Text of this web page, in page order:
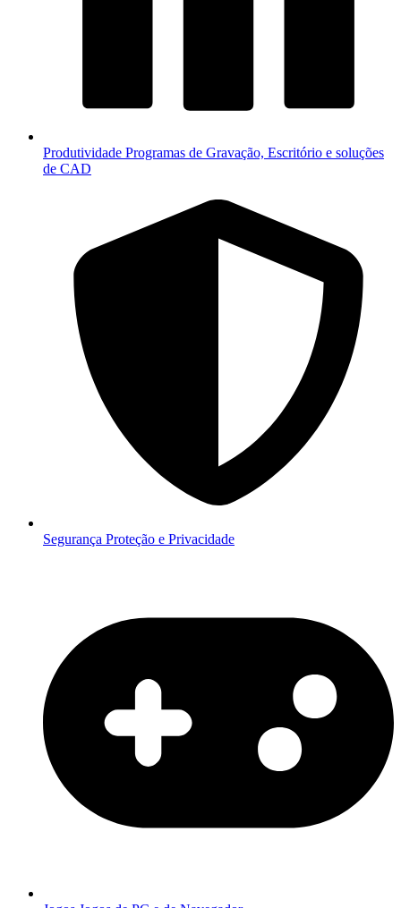
Produtividade Programas de Gravação, Escritório e soluções
de CAD
Segurança Proteção e Privacidade